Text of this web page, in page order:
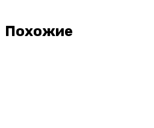
Похожие